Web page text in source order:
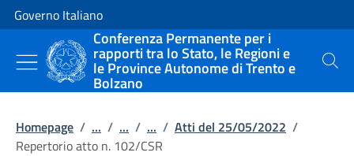
Vai al contenuto
Vai alla navigazione del sito
Governo Italiano
Conferenza Permanente per i
rapporti tra lo Stato, le Regioni e
le Province Autonome di Trento e
Bolzano
Cerca
Homepage / ... / ... / ... / Atti del 25/05/2022 /
Repertorio atto n. 102/CSR